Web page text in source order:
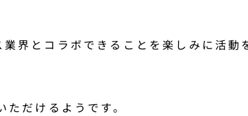
界とコラボできることを楽しみに活動
ただけるようです。